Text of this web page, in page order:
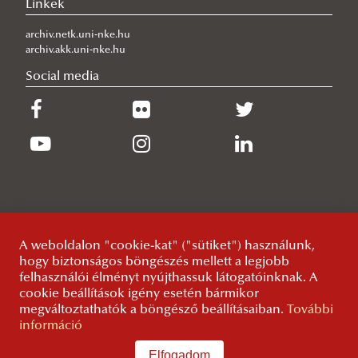
Életünk képekben
Rendezvények
Publikációink
Kutatóműhely vezető
Alapító tagok
Eredményeink
Rendezvényeink
Galéria
Publikációk
Kutatóink
Céljaink
Eredményeink
Küldetésünk
Tagjaink
Rendezvényeink
Publikációink
Oroszország Története Kutatóműhely
Bemutatkozás
Kutatóink
Céljaink
Összehasonlító Alkotmányjogi Kutatóműhely
Bemutatkozás
Kutatóink
Széll Kálmán Állampénzügyi Kutatóműhely
Az intézet küldetése, társadalmi felelősségvállalása
Vendégkutatóink, tudományos tanácsadó testületünk
Tudástranszfer, hallgatói missziónk, rendezvényeink
A kutatóműhely élete képekben
Tudomány és társadalom Kutatóműhely
Linkek
archiv.netk.uni-nke.hu
archiv.akk.uni-nke.hu
Social media
A weboldalon "cookie-kat" ("sütiket") használunk,
hogy biztonságos böngészés mellett a legjobb
felhasználói élményt nyújthassuk látogatóinknak. A
cookie beállítások igény esetén bármikor
megváltoztathatók a böngésző beállításaiban. További
információ
Elfogadom